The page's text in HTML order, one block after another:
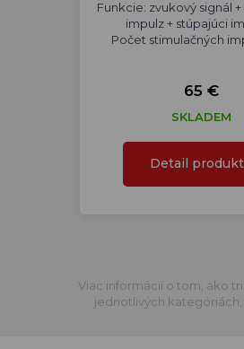
Funkcie: zvukový signál
impulz + stúpajúci
Počet stimulačných
65 €
SKLADEM
Detail
Viac informácií o tom, ako
jednotlivých kategóriách,